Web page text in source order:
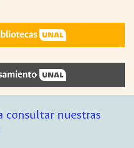
consultar nuestras